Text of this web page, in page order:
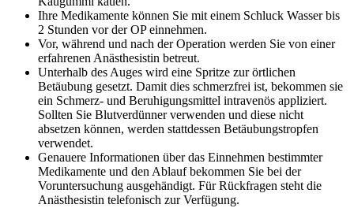
Ihre Medikamente können Sie mit einem Schluck Wasser bis
2 Stunden vor der OP einnehmen.
Vor, während und nach der Operation werden Sie von einer
erfahrenen Anästhesistin betreut.
Unterhalb des Auges wird eine Spritze zur örtlichen
Betäubung gesetzt. Damit dies schmerzfrei ist, bekommen sie
ein Schmerz- und Beruhigungsmittel intravenös appliziert.
Sollten Sie Blutverdünner verwenden und diese nicht
absetzen können, werden stattdessen Betäubungstropfen
verwendet.
Genauere Informationen über das Einnehmen bestimmter
Medikamente und den Ablauf bekommen Sie bei der
Voruntersuchung ausgehändigt. Für Rückfragen steht die
Anästhesistin telefonisch zur Verfügung.